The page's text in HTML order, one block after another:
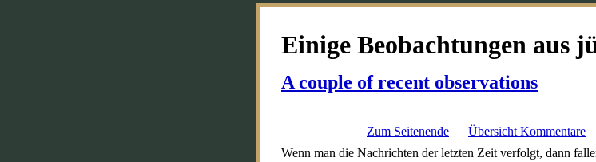
Einige Beobachtungen aus
A couple of recent observations
Zum Seitenende
Übersicht Kommentare
Wenn man die Nachrichten der letzten Zeit verfolgt, dann